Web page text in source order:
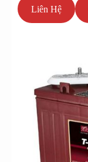
Liên Hệ